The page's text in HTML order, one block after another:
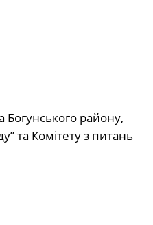
Богунського району,
та Комітету з питань